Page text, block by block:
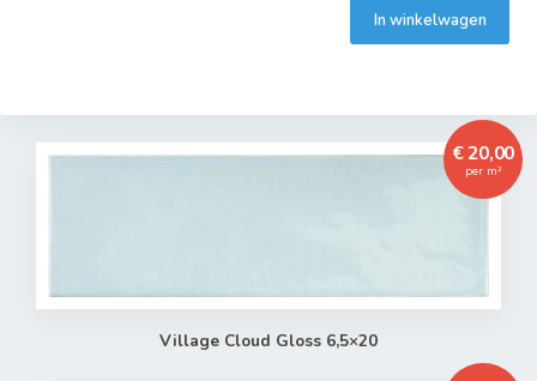
In winkelwagen
Village Cloud Gloss 6,5×20
€ 20,00
per m²